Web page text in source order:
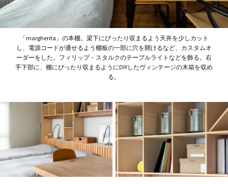
「margherita」の本棚。梁下にぴったり収まるよう天井を少しカット
し、電源コードが通せるよう棚板の一部に穴を開けるなど、カスタムオ
ーダーをした。フィリップ・スタルクのテーブルライトなどを飾る。右
手下部に、棚にぴったり収まるようにDIYしたヴィンテージの木箱を収め
る。